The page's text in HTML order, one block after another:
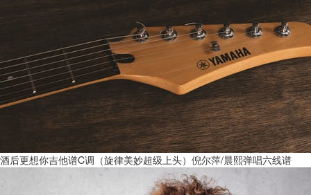
酒后更想你吉他谱C调（旋律美妙超级上头）倪尔萍/晨熙弹唱六线谱